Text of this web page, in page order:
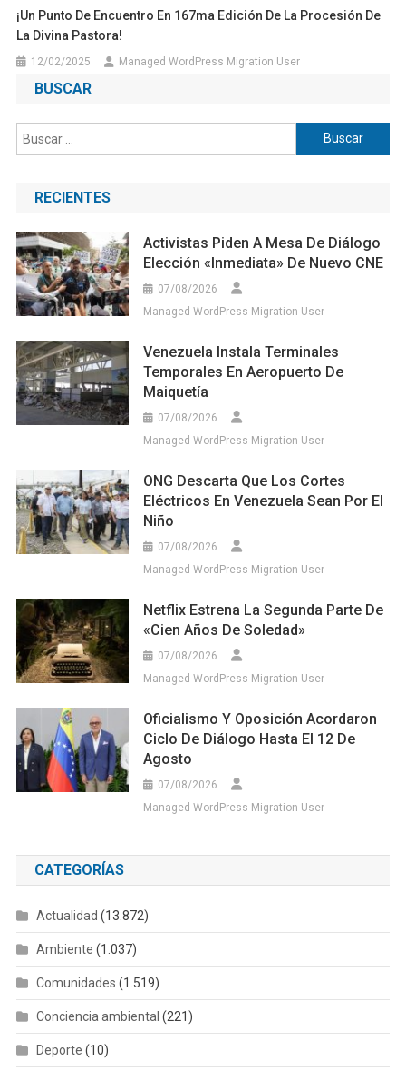
¡Un Punto De Encuentro En 167ma Edición De La Procesión De
La Divina Pastora!
12/02/2025 Managed WordPress Migration User
BUSCAR
Buscar:
RECIENTES
Activistas Piden A Mesa De Diálogo
Elección «inmediata» De Nuevo CNE
07/08/2026
Managed WordPress Migration User
Venezuela Instala Terminales
Temporales En Aeropuerto De
Maiquetía
07/08/2026
Managed WordPress Migration User
ONG Descarta Que Los Cortes
Eléctricos En Venezuela Sean Por El
Niño
07/08/2026
Managed WordPress Migration User
Netflix Estrena La Segunda Parte De
«Cien Años De Soledad»
07/08/2026
Managed WordPress Migration User
Oficialismo Y Oposición Acordaron
Ciclo De Diálogo Hasta El 12 De
Agosto
07/08/2026
Managed WordPress Migration User
CATEGORÍAS
Actualidad (13.872)
Ambiente (1.037)
Comunidades (1.519)
Conciencia ambiental (221)
Deporte (10)